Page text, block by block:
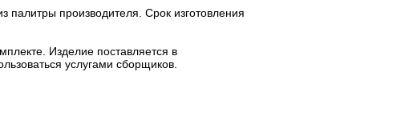
палитры производителя. Срок изготовления
Изделие поставляется в
услугами сборщиков.